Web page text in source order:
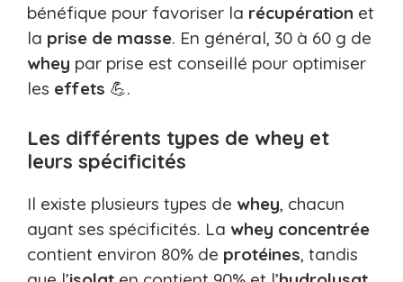
bénéfique pour favoriser la récupération et
la prise de masse. En général, 30 à 60 g de
whey par prise est conseillé pour optimiser
les effets 💪.
Les différents types de whey et
leurs spécificités
Il existe plusieurs types de whey, chacun
ayant ses spécificités. La whey concentrée
contient environ 80% de protéines, tandis